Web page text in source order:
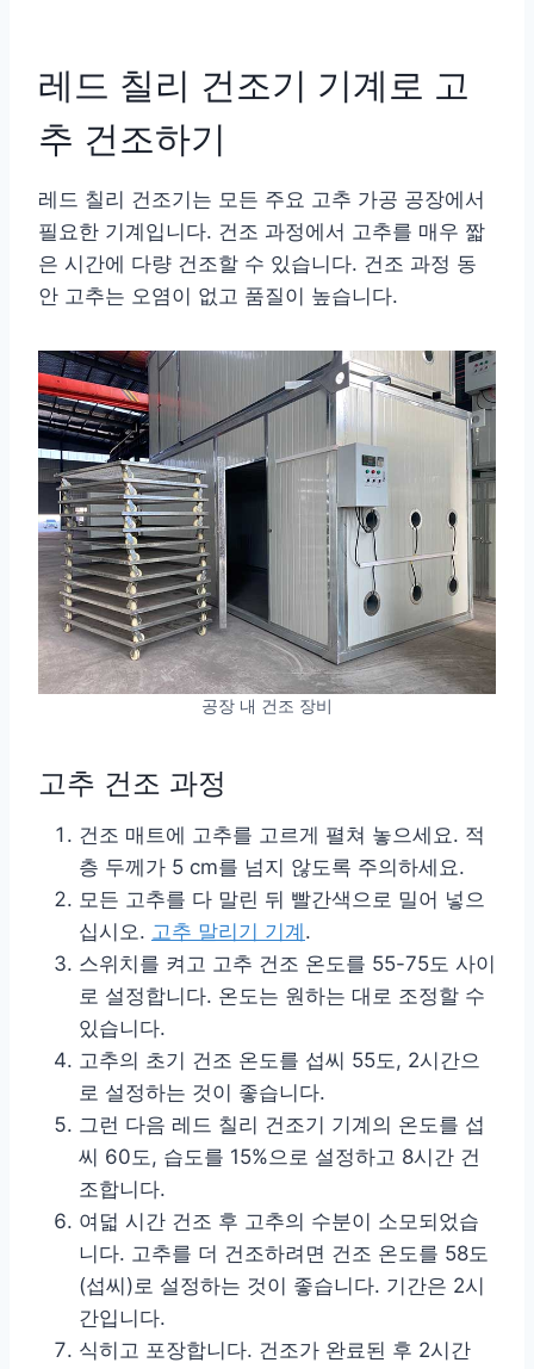
레드 칠리 건조기 기계로 고
추 건조하기
레드 칠리 건조기는 모든 주요 고추 가공 공장에서
필요한 기계입니다. 건조 과정에서 고추를 매우 짧
은 시간에 다량 건조할 수 있습니다. 건조 과정 동
안 고추는 오염이 없고 품질이 높습니다.
공장 내 건조 장비
고추 건조 과정
건조 매트에 고추를 고르게 펼쳐 놓으세요. 적
층 두께가 5 cm를 넘지 않도록 주의하세요.
모든 고추를 다 말린 뒤 빨간색으로 밀어 넣으
십시오. 고추 말리기 기계 .
스위치를 켜고 고추 건조 온도를 55-75도 사이
로 설정합니다. 온도는 원하는 대로 조정할 수
있습니다.
고추의 초기 건조 온도를 섭씨 55도, 2시간으
로 설정하는 것이 좋습니다.
그런 다음 레드 칠리 건조기 기계의 온도를 섭
씨 60도, 습도를 15%으로 설정하고 8시간 건
조합니다.
여덟 시간 건조 후 고추의 수분이 소모되었습
니다. 고추를 더 건조하려면 건조 온도를 58도
(섭씨)로 설정하는 것이 좋습니다. 기간은 2시
간입니다.
식히고 포장합니다. 건조가 완료된 후 2시간